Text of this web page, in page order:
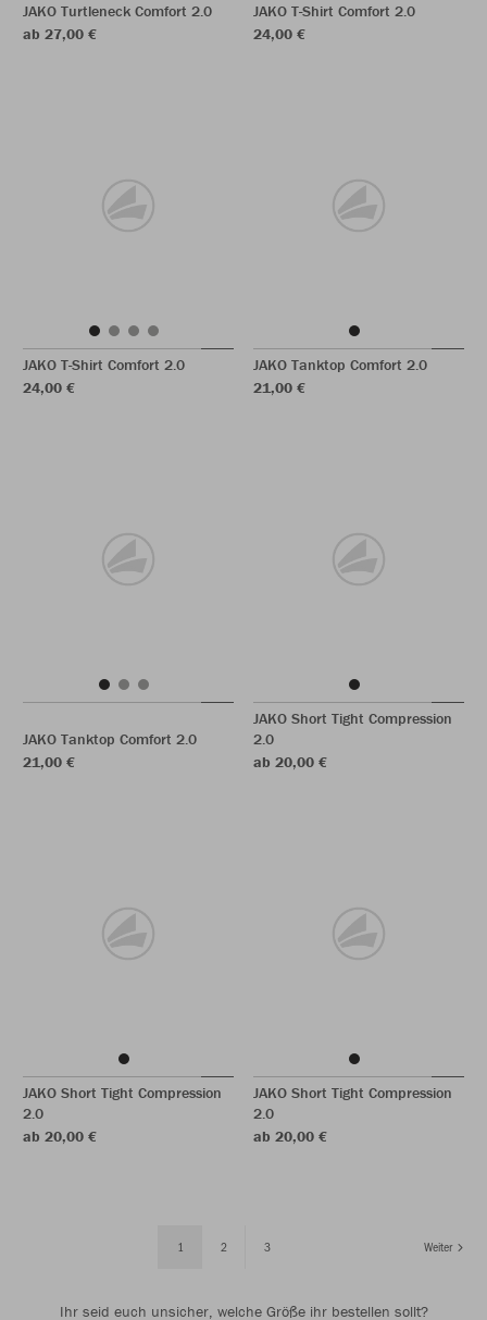
JAKO Turtleneck Comfort 2.0
ab 27,00 €
JAKO T-Shirt Comfort 2.0
24,00 €
JAKO T-Shirt Comfort 2.0
24,00 €
JAKO Tanktop Comfort 2.0
21,00 €
JAKO Tanktop Comfort 2.0
21,00 €
JAKO Short Tight Compression
2.0
ab 20,00 €
JAKO Short Tight Compression
2.0
ab 20,00 €
JAKO Short Tight Compression
2.0
ab 20,00 €
1 2 3 Weiter
Ihr seid euch unsicher, welche Größe ihr bestellen sollt?